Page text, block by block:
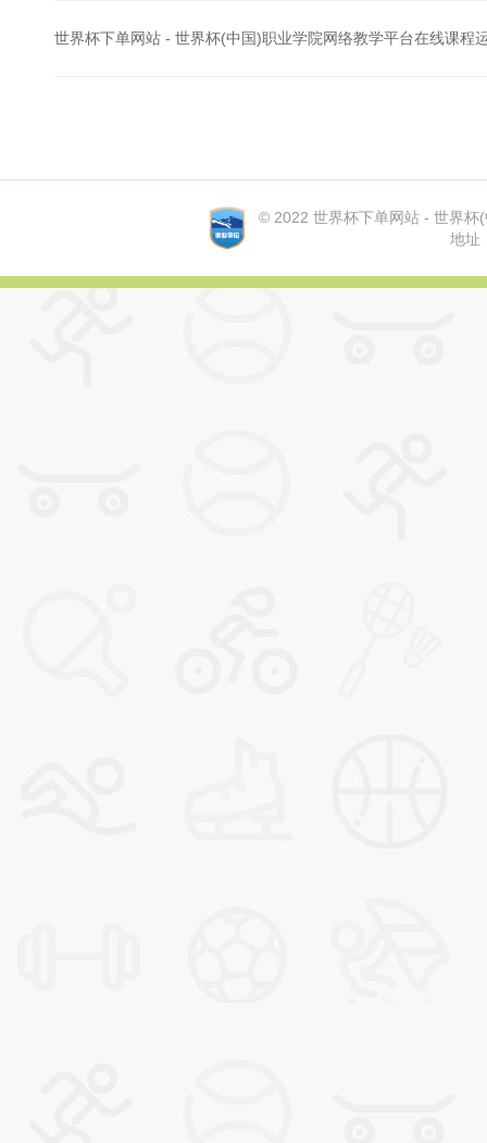
世界杯下单网站 - 世界杯(中国)职业学院网络教学平台在线课程
© 2022 世界杯下单网站 - 世界
地址